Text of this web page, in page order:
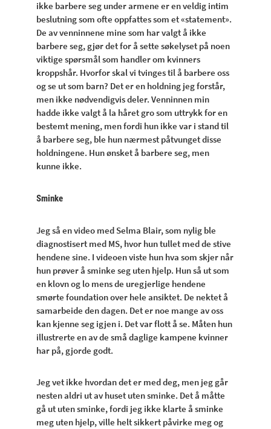
ikke barbere seg under armene er en veldig intim
beslutning som ofte oppfattes som et «statement».
De av venninnene mine som har valgt å ikke
barbere seg, gjør det for å sette søkelyset på noen
viktige spørsmål som handler om kvinners
kroppshår. Hvorfor skal vi tvinges til å barbere oss
og se ut som barn? Det er en holdning jeg forstår,
men ikke nødvendigvis deler. Venninnen min
hadde ikke valgt å la håret gro som uttrykk for en
bestemt mening, men fordi hun ikke var i stand til
å barbere seg, ble hun nærmest påtvunget disse
holdningene. Hun ønsket å barbere seg, men
kunne ikke.
Sminke
Jeg så en video med Selma Blair, som nylig ble
diagnostisert med MS, hvor hun tullet med de stive
hendene sine. I videoen viste hun hva som skjer når
hun prøver å sminke seg uten hjelp. Hun så ut som
en klovn og lo mens de uregjerlige hendene
smørte foundation over hele ansiktet. De nektet å
samarbeide den dagen. Det er noe mange av oss
kan kjenne seg igjen i. Det var flott å se. Måten hun
illustrerte en av de små daglige kampene kvinner
har på, gjorde godt.
Jeg vet ikke hvordan det er med deg, men jeg går
nesten aldri ut av huset uten sminke. Det å måtte
gå ut uten sminke, fordi jeg ikke klarte å sminke
meg uten hjelp, ville helt sikkert påvirke meg og